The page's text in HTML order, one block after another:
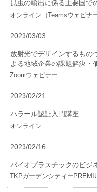
昆虫の輸出に係る主要国
オンライン（Teamsウェビナー
2023/03/03
放射光でデザインするもの
よる地域企業の課題解決・
Zoomウェビナー
2023/02/21
ハラール認証入門講座
オンライン
2023/02/16
バイオプラスチックのビジ
TKPガーデンシティー